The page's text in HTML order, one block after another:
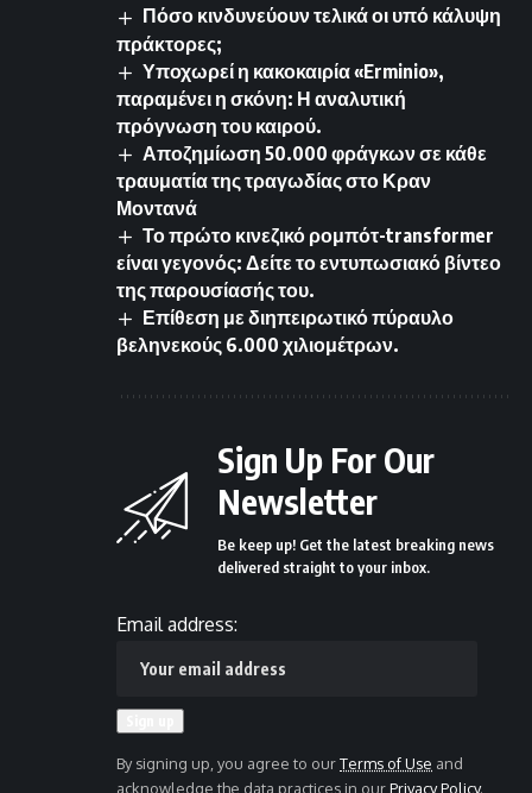
Πόσο κινδυνεύουν τελικά οι υπό κάλυψη
πράκτορες;
Υποχωρεί η κακοκαιρία «Erminio»,
παραμένει η σκόνη: Η αναλυτική
πρόγνωση του καιρού.
Αποζημίωση 50.000 φράγκων σε κάθε
τραυματία της τραγωδίας στο Κραν
Μοντανά
Το πρώτο κινεζικό ρομπότ-transformer
είναι γεγονός: Δείτε το εντυπωσιακό βίντεο
της παρουσίασής του.
Επίθεση με διηπειρωτικό πύραυλο
βεληνεκούς 6.000 χιλιομέτρων.
Sign Up For Our
Newsletter
Be keep up! Get the latest breaking news
delivered straight to your inbox.
Email address:
By signing up, you agree to ourTerms of Use and
acknowledge the data practices in ourPrivacy Policy.